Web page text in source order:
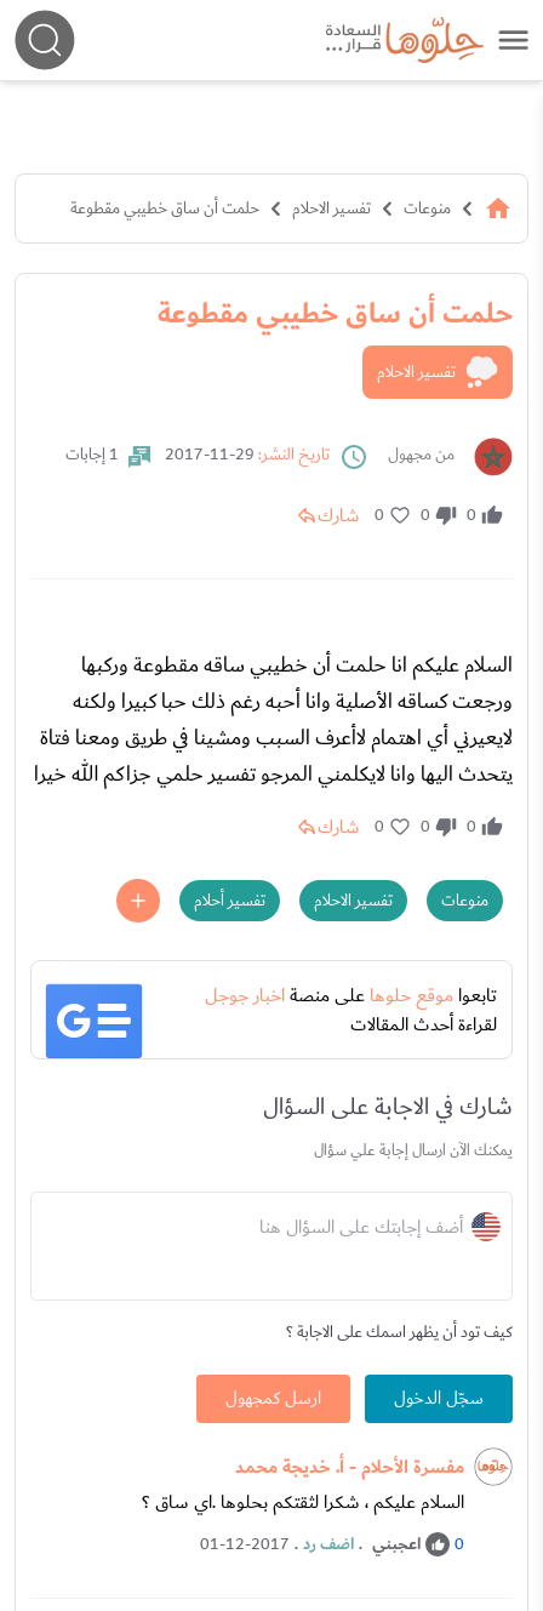
منوعات تفسير الاحلام حلمت أن ساق خطيبي مقطوعة
حلمت أن ساق خطيبي مقطوعة
تفسير الاحلام
من مجهول تاريخ النشر: 1 إجابات
0
0
0 شارك
السلام عليكم انا حلمت أن خطيبي ساقه مقطوعة وركبها
ورجعت كساقه الأصلية وانا أحبه رغم ذلك حبا كبيرا ولكنه
لايعيرني أي اهتمام لاأعرف السبب ومشينا في طريق ومعنا فتاة
يتحدث اليها وانا لايكلمني المرجو تفسير حلمي جزاكم الله خيرا
0
0
0 شارك
منوعات تفسير الاحلام تفسير أحلام
تابعواموقع حلوهاعلى منصةاخبار جوجل
لقراءة أحدث المقالات
شارك في الاجابة على السؤال
يمكنك الآن ارسال إجابة علي سؤال
أضف إجابتك على السؤال هنا
كيف تود أن يظهر اسمك على الاجابة ؟
سجّل الدخول ارسل كمجهول
مفسرة الأحلام - أ. خديجة محمد
السلام عليكم ، شكرا لثقتكم بحلوها .اي ساق ؟
0 اعجبني .اضف رد.
01-12-2017